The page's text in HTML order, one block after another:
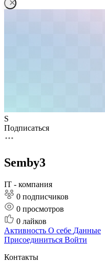
S
Подписаться
Semby3
IT - компания
0 подписчиков
0 просмотров
0 лайков
Активность О себе Данные
Присоединиться Войти
Контакты